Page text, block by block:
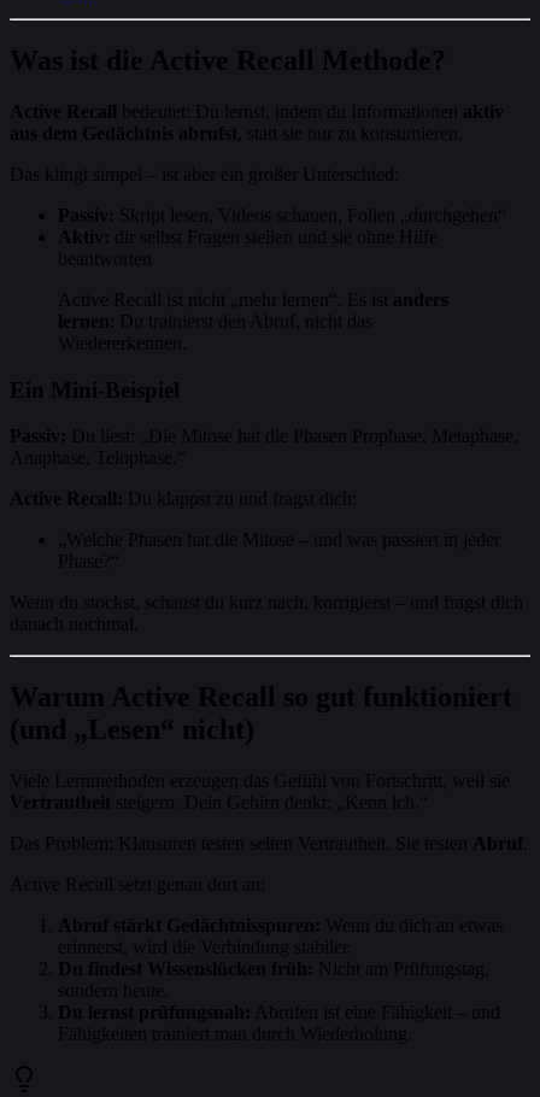
Was ist die Active Recall Methode?
Active Recall bedeutet: Du lernst, indem du Informationen aktiv
aus dem Gedächtnis abrufst, statt sie nur zu konsumieren.
Das klingt simpel – ist aber ein großer Unterschied:
Passiv: Skript lesen, Videos schauen, Folien „durchgehen“
Aktiv: dir selbst Fragen stellen und sie ohne Hilfe
beantworten
Active Recall ist nicht „mehr lernen“. Es ist anders
lernen: Du trainierst den Abruf, nicht das
Wiedererkennen.
Ein Mini-Beispiel
Passiv: Du liest: „Die Mitose hat die Phasen Prophase, Metaphase,
Anaphase, Telophase.“
Active Recall: Du klappst zu und fragst dich:
„Welche Phasen hat die Mitose – und was passiert in jeder
Phase?“
Wenn du stockst, schaust du kurz nach, korrigierst – und fragst dich
danach nochmal.
Warum Active Recall so gut funktioniert
(und „Lesen“ nicht)
Viele Lernmethoden erzeugen das Gefühl von Fortschritt, weil sie
Vertrautheit steigern. Dein Gehirn denkt: „Kenn ich.“
Das Problem: Klausuren testen selten Vertrautheit. Sie testen Abruf
Active Recall setzt genau dort an:
Abruf stärkt Gedächtnisspuren: Wenn du dich an etwas
erinnerst, wird die Verbindung stabiler.
Du findest Wissenslücken früh: Nicht am Prüfungstag,
sondern heute.
Du lernst prüfungsnah: Abrufen ist eine Fähigkeit – und
Fähigkeiten trainiert man durch Wiederholung.